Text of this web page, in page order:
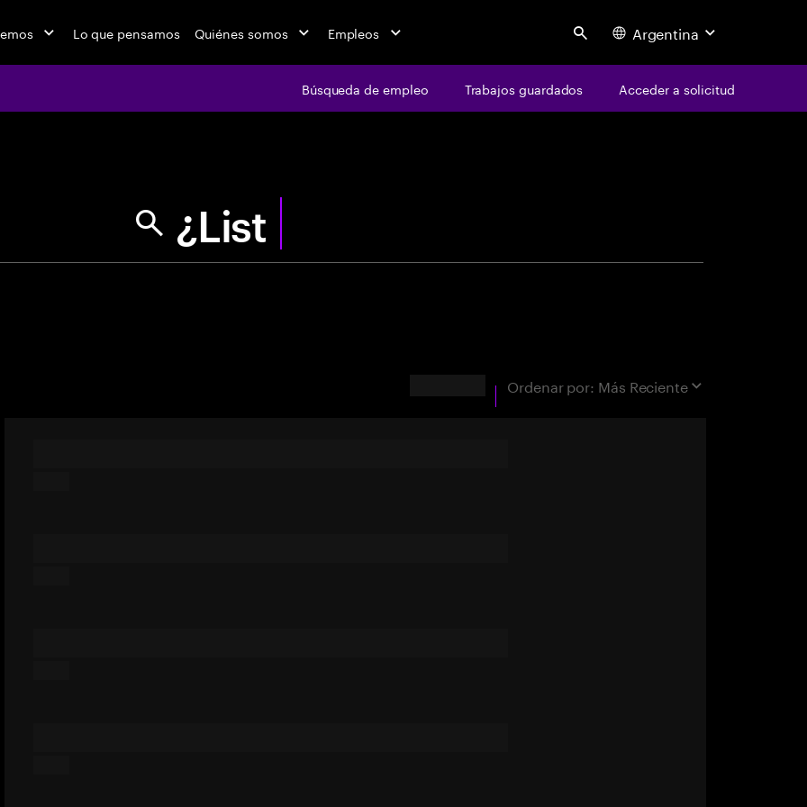
Lo que pensamos Quiénes somos Empleos Search Argentina
Búsqueda de empleo Trabajos guardados Acceder a solicitud
"Usa comillas para coincidencia exacta"
Ordenar por: Más Reciente